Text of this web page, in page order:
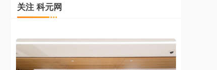
关注 科元网